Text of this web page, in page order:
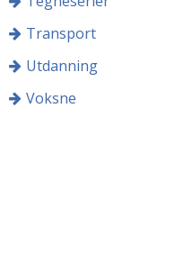
Transport
Utdanning
Voksne